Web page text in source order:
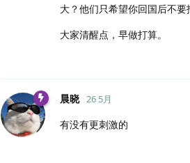
大？他们只希望你回国后不
大家清醒点，早做打算。
晨晓 26 5月
有没有更刺激的